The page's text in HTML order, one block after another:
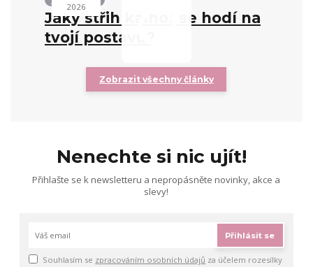
2026
Jaký střih kalhot se hodí na
tvojí postavu?
Zobrazit všechny články
Nenechte si nic ujít!
Přihlašte se k newsletteru a nepropásněte novinky, akce a
slevy!
Přihlásit se
Souhlasím se zpracováním osobních údajů za účelem rozesílky